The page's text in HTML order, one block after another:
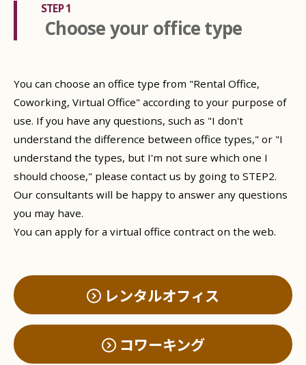
STEP 1
Choose your office type
You can choose an office type from "Rental Office,
Coworking, Virtual Office" according to your purpose of
use. If you have any questions, such as "I don't
understand the difference between office types," or "I
understand the types, but I'm not sure which one I
should choose," please contact us by going to STEP2.
Our consultants will be happy to answer any questions
you may have.
You can apply for a virtual office contract on the web.
レンタルオフィス
コワーキング